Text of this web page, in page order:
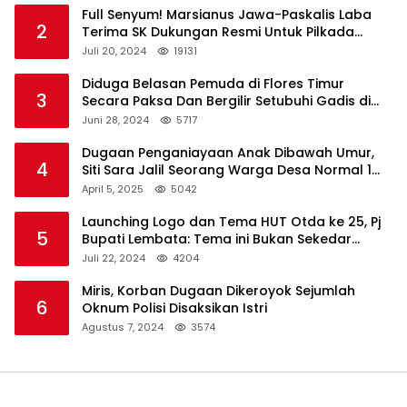
2
Full Senyum! Marsianus Jawa-Paskalis Laba
Terima SK Dukungan Resmi Untuk Pilkada
Lembata
Juli 20, 2024 19131
3
Diduga Belasan Pemuda di Flores Timur
Secara Paksa Dan Bergilir Setubuhi Gadis di
Bawah Umur
Juni 28, 2024 5717
4
Dugaan Penganiayaan Anak Dibawah Umur,
Siti Sara Jalil Seorang Warga Desa Normal 1
Melapor ke Polisi
April 5, 2025 5042
5
Launching Logo dan Tema HUT Otda ke 25, Pj
Bupati Lembata: Tema ini Bukan Sekedar
Refleksi Semalam
Juli 22, 2024 4204
6
Miris, Korban Dugaan Dikeroyok Sejumlah
Oknum Polisi Disaksikan Istri
Agustus 7, 2024 3574